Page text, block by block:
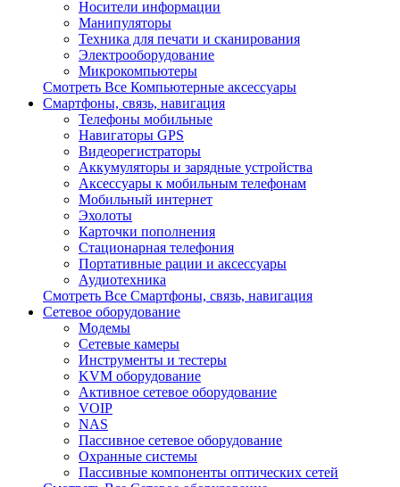
Носители информации
Манипуляторы
Техника для печати и сканирования
Электрооборудование
Микрокомпьютеры
Смотреть Все Компьютерные аксессуары
Смартфоны, связь, навигация
Телефоны мобильные
Навигаторы GPS
Видеорегистраторы
Аккумуляторы и зарядные устройства
Аксессуары к мобильным телефонам
Мобильный интернет
Эхолоты
Карточки пополнения
Стационарная телефония
Портативные рации и аксессуары
Аудиотехника
Смотреть Все Смартфоны, связь, навигация
Сетевое оборудование
Модемы
Сетевые камеры
Инструменты и тестеры
KVM оборудование
Активное сетевое оборудование
VOIP
NAS
Пассивное сетевое оборудование
Охранные системы
Пассивные компоненты оптических сетей